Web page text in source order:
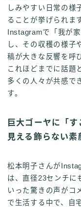
しみやすい日常の様
ることが挙げられま
Instagramで「我が
し、その収穫の様子
稿が大きな反響を呼
これほどまでに話題
多くの人々が共感で
す。
巨大ゴーヤに「
見える飾らない素
松本明子さんが
は、直径23センチに
いった驚きの声がコ
で生活する中で、自